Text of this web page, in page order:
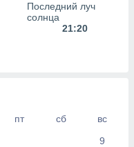
Последний луч
солнца
21:20
пт сб
вс
9